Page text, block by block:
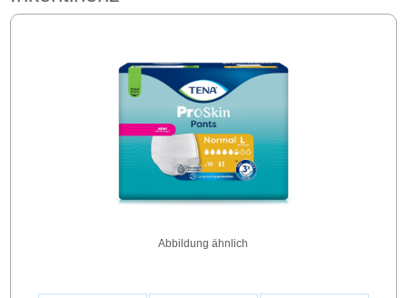
Abbildung ähnlich